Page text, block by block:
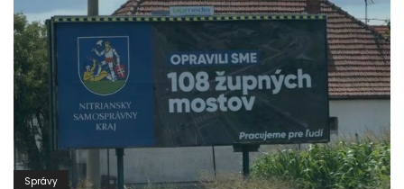
Správy